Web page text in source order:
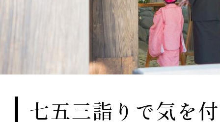
七五三詣りで気を